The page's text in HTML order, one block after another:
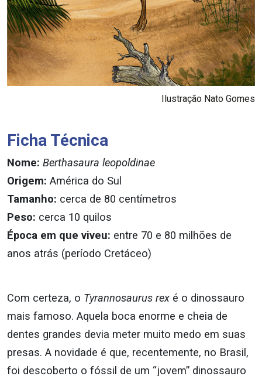
Ilustração Nato Gomes
Ficha Técnica
Nome: Berthasaura leopoldinae
Origem: América do Sul
Tamanho: cerca de 80 centímetros
Peso: cerca 10 quilos
Época em que viveu: entre 70 e 80 milhões de
anos atrás (período Cretáceo)
Com certeza, o Tyrannosaurus rex é o dinossauro
mais famoso. Aquela boca enorme e cheia de
dentes grandes devia meter muito medo em suas
presas. A novidade é que, recentemente, no Brasil,
foi descoberto o fóssil de um “jovem” dinossauro